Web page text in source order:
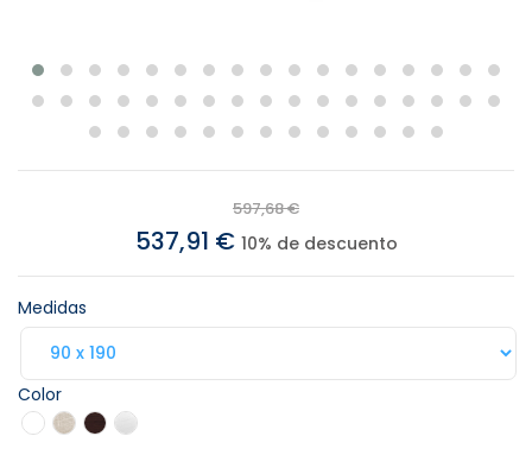
597,68 €
537,91 € 10% de descuento
Medidas
Color